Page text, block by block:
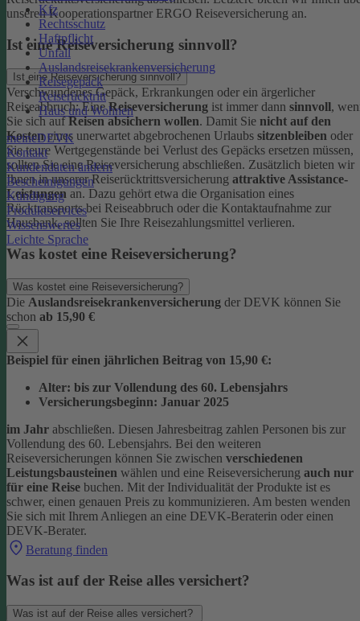
Kfz
Rechtsschutz
Haftpflicht
Unfall
Auslandsreisekrankenversicherung
Reisegepäck
Reiserücktritt
Haus und Wohnen
meineDEVK
Kontakt
Kundendaten ändern
Bescheinigungen
Kündigung
Produktservices
Wissenswertes
Leichte Sprache
unseren Kooperationspartner ERGO Reiseversicherung an.
Ist eine Reiseversicherung sinnvoll?
Ist eine Reiseversicherung sinnvoll?
Verschwundenes Gepäck, Erkrankungen oder ein ärgerlicher
Reiseabbruch: EineReiseversicherung ist immer dann sinnvoll,
Sie sich aufReisen absichern wollen. Damit Sie nicht auf den
Kosteneines unerwartet abgebrochenen Urlaubs sitzenbleiben oder
Sie teure Wertgegenstände bei Verlust des Gepäcks ersetzen müssen,
sollten Sie eine Reiseversicherung abschließen. Zusätzlich bieten wir
Ihnen in unserer Reiserücktrittsversicherung attraktive Assistance-
Leistungen an. Dazu gehört etwa die Organisation eines
Rücktransports bei Reiseabbruch oder die Kontaktaufnahme zur
Hausbank, sollten Sie Ihre Reisezahlungsmittel verlieren.
Was kostet eine Reiseversicherung?
Was kostet eine Reiseversicherung?
Die Auslandsreisekrankenversicherung der DEVK können Sie
schon ab 15,90 €
Beispiel für einen jährlichen Beitrag von 15,90 €:
Alter: bis zur Vollendung des 60. Lebensjahrs
Versicherungsbeginn: Januar 2025
im Jahr abschließen. Diesen Jahresbeitrag zahlen Personen bis zur
Vollendung des 60. Lebensjahrs. Bei den weiteren
Reiseversicherungen können Sie zwischen verschiedenen
Leistungsbausteinen wählen und eine Reiseversicherung auch nur
für eine Reise buchen. Mit der Individualität der Produkte ist es
schwer, einen genauen Preis zu kommunizieren. Am besten wenden
Sie sich mit Ihrem Anliegen an eine DEVK-Beraterin oder einen
DEVK-Berater.
Beratung finden
Was ist auf der Reise alles versichert?
Was ist auf der Reise alles versichert?